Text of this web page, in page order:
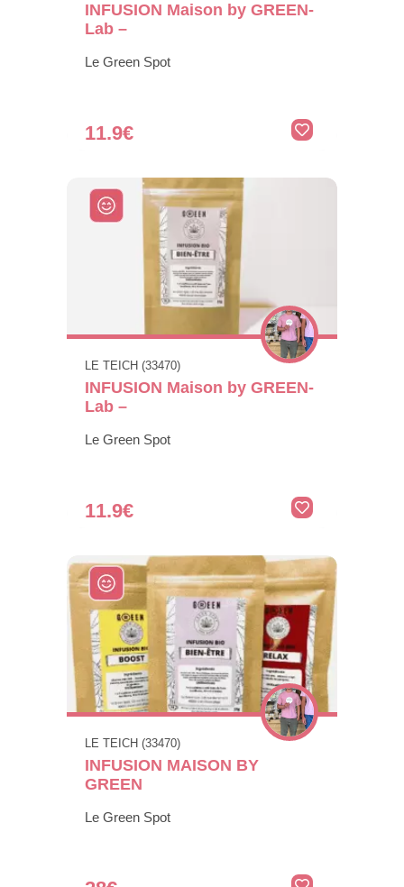
INFUSION Maison by GREEN-
Lab –
Le Green Spot
11.9€
LE TEICH (33470)
INFUSION Maison by GREEN-
Lab –
Le Green Spot
11.9€
LE TEICH (33470)
INFUSION MAISON BY
GREEN
Le Green Spot